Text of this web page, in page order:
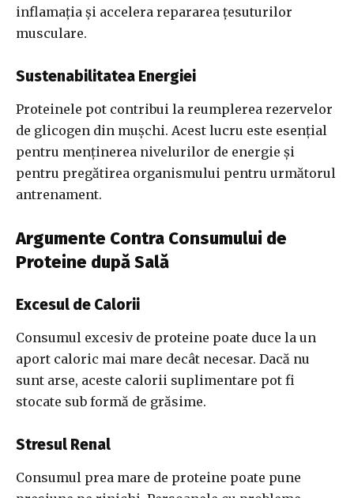
inflamația și accelera repararea țesuturilor
musculare.
Sustenabilitatea Energiei
Proteinele pot contribui la reumplerea rezervelor
de glicogen din mușchi. Acest lucru este esențial
pentru menținerea nivelurilor de energie și
pentru pregătirea organismului pentru următorul
antrenament.
Argumente Contra Consumului de
Proteine după Sală
Excesul de Calorii
Consumul excesiv de proteine poate duce la un
aport caloric mai mare decât necesar. Dacă nu
sunt arse, aceste calorii suplimentare pot fi
stocate sub formă de grăsime.
Stresul Renal
Consumul prea mare de proteine poate pune